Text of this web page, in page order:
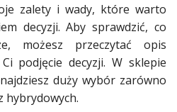
zalety i wady, które warto
decyzji. Aby sprawdzić, co
możesz przeczytać opis
podjęcie decyzji. W sklepie
duży wybór zarówno
hybrydowych.